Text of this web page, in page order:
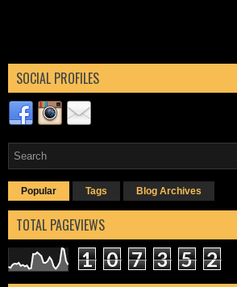
SOCIAL PROFILES
Popular Tags Blog Archives
TOTAL PAGEVIEWS
1 0 7 3 5 2